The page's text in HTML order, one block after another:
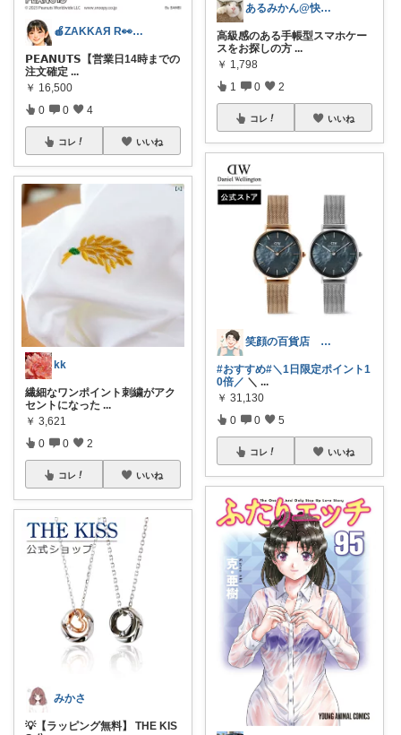
🍎ZAKKAЯ R👀M 経由購入感謝
𝗣𝗘𝗔𝗡𝗨𝗧𝗦【営業日14時までの
注文確定 ...
￥ 16,500
0 0 4
コレ いいね
kk
繊細なワンポイント刺繍がアク
セントになった ...
￥ 3,621
0 0 2
コレ いいね
みかさ
💡【ラッピング無料】 THE KIS
あるみかん@快適な在宅ワーク＆デスク環境
高級感のある手帳型スマホケー
スをお探しの方 ...
￥ 1,798
1 0 2
コレ いいね
笑顔の百貨店 ５０代からの楽しみ発見隊
#おすすめ#＼1日限定ポイント1
0倍／ ＼ ...
￥ 31,130
0 0 5
コレ いいね